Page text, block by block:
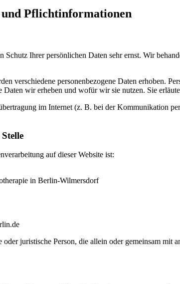
und Pflicht­informationen
Schutz Ihrer persönlichen Daten sehr ernst. Wir
verschiedene personenbezogene Daten erhoben.
Daten wir erheben und wofür wir sie nutzen. Sie
im Internet (z. B. bei der Kommunikation
auf dieser Website ist:
in Berlin-Wilmersdorf
juristische Person, die allein oder gemeinsam